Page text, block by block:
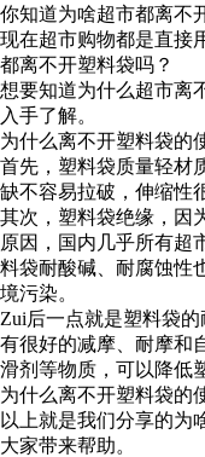
你知道为啥超市都离不
现在超市购物都是直接
都离不开塑料袋吗？
想要知道为什么超市离
入手了解。
为什么离不开塑料袋的
首先，塑料袋质量轻材
缺不容易拉破，伸缩性
其次，塑料袋绝缘，因
原因，国内几乎所有超
料袋耐酸碱、耐腐蚀性
境污染。
Zui后一点就是塑料袋
有很好的减摩、耐摩和
滑剂等物质，可以降低
为什么离不开塑料袋的
以上就是我们分享的为
大家带来帮助。